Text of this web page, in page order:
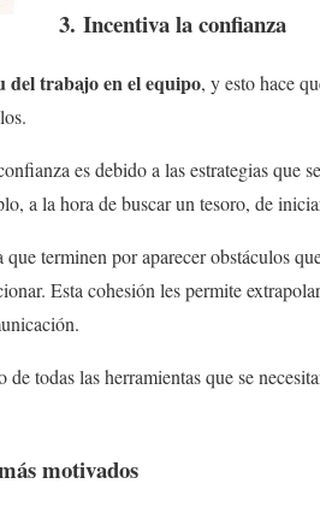
3. Incentiva la confianza
del trabajo en el equipo, y esto hace
es debido a las estrategias que
a la hora de buscar un tesoro, de
que terminen por aparecer obstáculos
Esta cohesión les permite
todas las herramientas que se
motivados